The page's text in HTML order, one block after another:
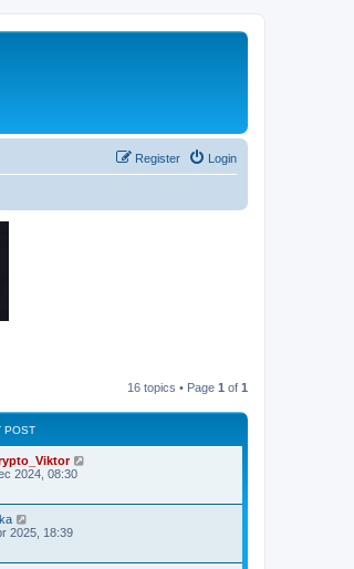
Login
Register
16 topics • Page 1 of 1
POST
2024, 08:30
2025, 18:39